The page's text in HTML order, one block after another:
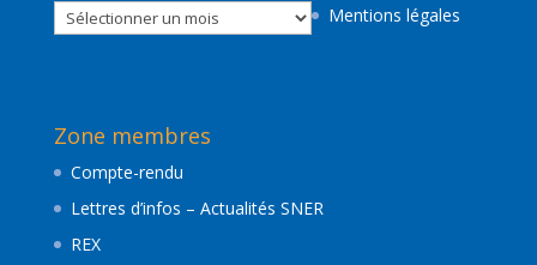
Archive
de
Mentions légales
Zone membres
Compte-rendu
Lettres d’infos – Actualités SNER
REX